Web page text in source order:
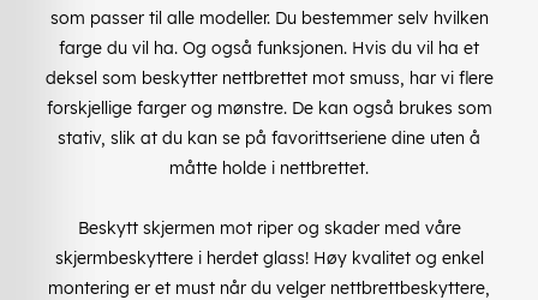
som passer til alle modeller. Du bestemmer selv hvilken
farge du vil ha. Og også funksjonen. Hvis du vil ha et
deksel som beskytter nettbrettet mot smuss, har vi flere
forskjellige farger og mønstre. De kan også brukes som
stativ, slik at du kan se på favorittseriene dine uten å
måtte holde i nettbrettet.
Beskytt skjermen mot riper og skader med våre
skjermbeskyttere i herdet glass! Høy kvalitet og enkel
montering er et must når du velger nettbrettbeskyttere,